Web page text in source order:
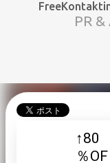
スキップ
PR
↑80
％OF